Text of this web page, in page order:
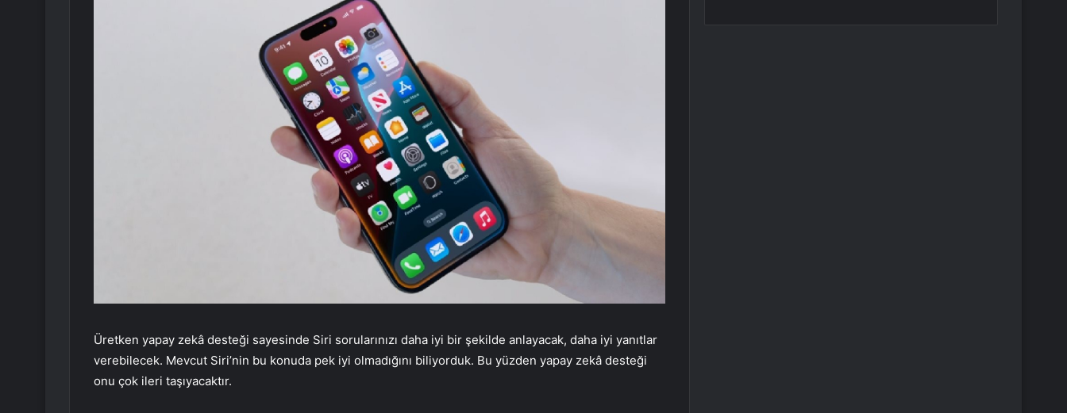
Üretken yapay zekâ desteği sayesinde Siri sorularınızı daha iyi bir şekilde anlayacak, daha iyi yanıtlar
verebilecek. Mevcut Siri’nin bu konuda pek iyi olmadığını biliyorduk. Bu yüzden yapay zekâ desteği
onu çok ileri taşıyacaktır.